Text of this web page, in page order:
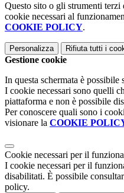
Questo sito o gli strumenti
cookie necessari al
COOKIE POLICY.
Personalizza Rifiuta tutti i
Gestione cookie
In questa schermata è
I cookie necessari sono quelli
piattaforma e non è possibile
Per conoscere quali sono i
visionare la COOKIE
Cookie necessari per il
I cookie necessari per il
disabilitati. È possibile
policy.